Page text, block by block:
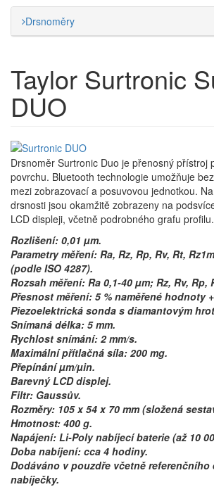
Drsnoměry
Taylor Surtronic
DUO
Drsnoměr Surtronic Duo je přenosný přístroj
povrchu. Bluetooth technologie umožňuje
mezi zobrazovací a posuvovou jednotkou.
drsnosti jsou okamžitě zobrazeny na
LCD displeji, včetně podrobného grafu profilu.
Rozlišení: 0,01 µm.
Parametry měření: Ra, Rz, Rp, Rv, Rt,
(podle ISO 4287).
Rozsah měření: Ra 0,1-40 µm; Rz, Rv, Rp,
Přesnost měření: 5 % naměřené hodnoty
Piezoelektrická sonda s diamantovým
Snímaná délka: 5 mm.
Rychlost snímání: 2 mm/s.
Maximální přítlačná síla: 200 mg.
Přepínání µm/µin.
Barevný LCD displej.
Filtr: Gaussův.
Rozměry: 105 x 54 x 70 mm (složená
Hmotnost: 400 g.
Napájení: Li-Poly nabíjecí baterie (až 10
Doba nabíjení: cca 4 hodiny.
Dodáváno v pouzdře včetně referenčního
nabíječky.